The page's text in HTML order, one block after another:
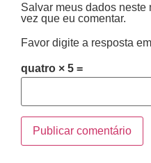
Salvar meus dados neste
vez que eu comentar.
Favor digite a resposta
quatro × 5 =